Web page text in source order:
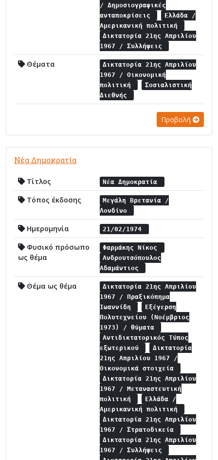
/ Δημοσιογραφικές
ανταποκρίσεις
Ελλάδα /
Αμερικανική πολιτική
Δικτατορία 21ης Απριλίου
1967 / Συλλήψεις
Θέματα
Δικτατορία 21ης Απριλίου
1967 / Οικονομική
πολιτική
Σοσιαλιστική
Διεθνής
Προβολή
Νέα Δημοκρατία
Τίτλος Νέα Δημοκρατία
Τόπος έκδοσης
Μεγάλη Βρετανία /
Λονδίνο
Ημερομηνία 21/02/1974
Φυσικό πρόσωπο
ως θέμα
Φαρμάκης Νίκος
Ανδρουτσόπουλος
Αδαμάντιος
Θέμα ως θέμα
Δικτατορία 21ης Απριλίου
1967 / Πραξικόπημα
Ιωαννίδη
Εξέγερση
Πολυτεχνείου (Νοέμβριος
1973) / θύματα
Αντιδικτατορικός Τύπος
εξωτερικού
Δικτατορία
21ης Απριλίου 1967 /
Οικονομικά στοιχεία
Δικτατορία 21ης Απριλίου
1967 / Μεταναστευτική
πολιτική
Ελλάδα /
Αμερικανική πολιτική
Δικτατορία 21ης Απριλίου
1967 / Στρατοδικεία
Δικτατορία 21ης Απριλίου
1967 / Συλλήψεις